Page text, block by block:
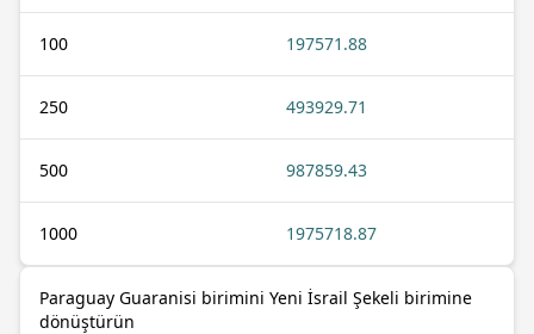
100 197571.88
250 493929.71
500 987859.43
1000 1975718.87
Paraguay Guaranisi birimini Yeni İsrail Şekeli birimine
dönüştürün